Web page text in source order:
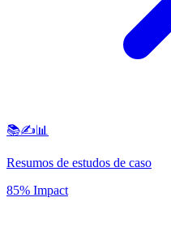
📚✍️📊
Resumos de estudos de caso
85% Impact